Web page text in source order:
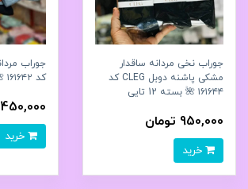
جوراب نخی مردانه ساقدار
مشکی پاشنه دوبل CLEG کد
۱۶۱۶۴۴ 🌺 بسته 12 تایی
950,000 تومان
کد ۱۶۱۶۴۲ 🌺بسته 12 تایی
450,000 تومان